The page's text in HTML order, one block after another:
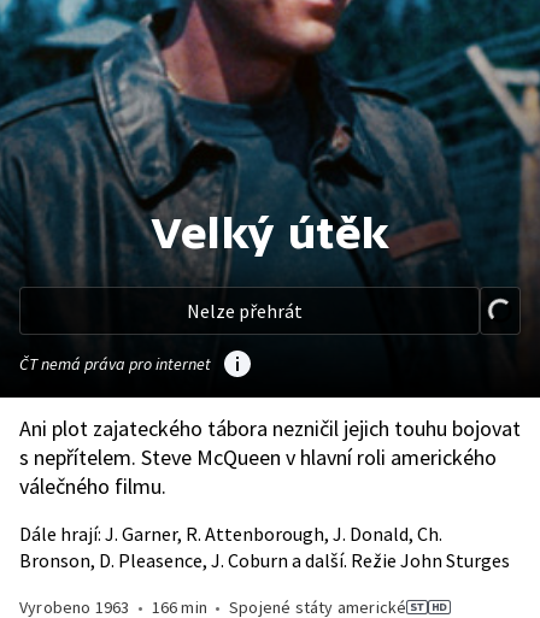
Velký útěk
Nelze přehrát
ČT nemá práva pro internet
Ani plot zajateckého tábora nezničil jejich touhu bojovat
s nepřítelem. Steve McQueen v hlavní roli amerického
válečného filmu.
Dále hrají: J. Garner, R. Attenborough, J. Donald, Ch.
Bronson, D. Pleasence, J. Coburn a další. Režie John Sturges
Vyrobeno 1963 • 166 min •Spojené státy americké